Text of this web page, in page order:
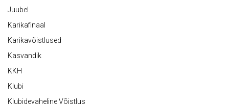
Juubel
Karikafinaal
Karikavõistlused
Kasvandik
KKH
Klubi
Klubidevaheline Võistlus